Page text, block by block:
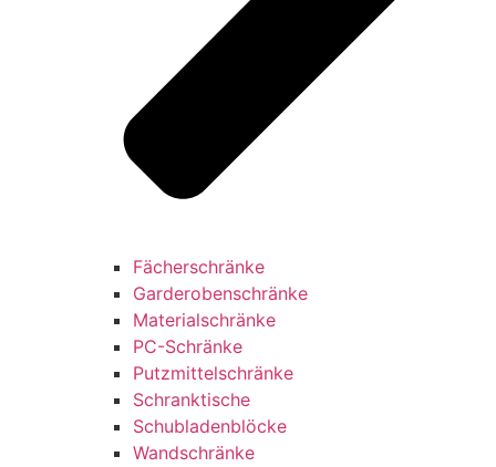
Fächerschränke
Garderobenschränke
Materialschränke
PC-Schränke
Putzmittelschränke
Schranktische
Schubladenblöcke
Wandschränke